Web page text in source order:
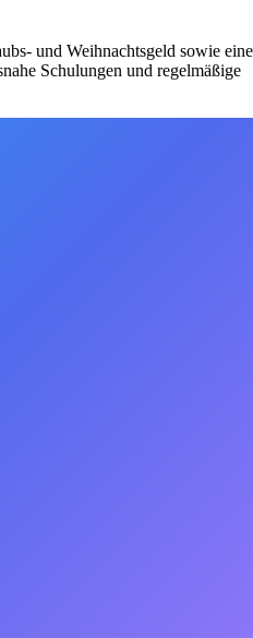
und Weihnachtsgeld sowie eine
Schulungen und regelmäßige